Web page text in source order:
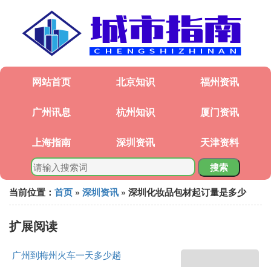
网站首页 北京知识 福州资讯
广州讯息 杭州知识 厦门资讯
上海指南 深圳资讯 天津资料
搜索
当前位置： 首页 » 深圳资讯 » 深圳化妆品包材起订量是多少
扩展阅读
广州到梅州火车一天多少趟